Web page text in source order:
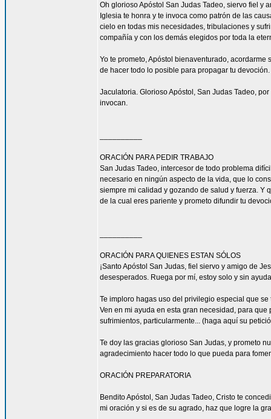
Oh glorioso Apóstol San Judas Tadeo, siervo fiel y
Iglesia te honra y te invoca como patrón de las
cielo en todas mis necesidades, tribulaciones y
compañía y con los demás elegidos por toda la
Yo te prometo, Apóstol bienaventurado,
de hacer todo lo posible para propagar tu devoción.
Jaculatoria. Glorioso Apóstol, San Judas Tadeo,
invocan.
ORACIÓN PARA PEDIR TRABAJO
San Judas Tadeo, intercesor de todo problema
necesario en ningún aspecto de la vida, que lo
siempre mi calidad y gozando de salud y fuerza. Y
de la cual eres pariente y prometo difundir tu
ORACIÓN PARA QUIENES ESTAN SÓLOS
¡Santo Apóstol San Judas, fiel siervo y amigo de
desesperados. Ruega por mí, estoy solo y sin
Te imploro hagas uso del privilegio especial que
Ven en mi ayuda en esta gran necesidad, para
sufrimientos, particularmente... (haga aquí su
Te doy las gracias glorioso San Judas, y prometo
agradecimiento hacer todo lo que pueda para
ORACIÓN PREPARATORIA
Bendito Apóstol, San Judas Tadeo, Cristo te
mi oración y si es de su agrado, haz que logre la